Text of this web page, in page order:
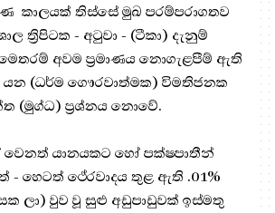
කාලයක් තිස්සේ මුඛ පරම්පරාගතව
ත්‍රිපිටක - අටුවා - (ටීකා) දැනුම්
අවම ප්‍රමාණය නොගැළපීම් ඇති
යන (ධර්ම ගෞරවාත්මක) විමතිජනක
(මුග්ධ) ප්‍රශ්නය නොවේ.
වෙනත් යානයකට හෝ පක්ෂපාතීන්
- හෙටත් ථේරවාදය තුළ ඇති .01%
ලා) වුව වූ සුළු අඩුපාඩුවක් ඉස්මතු